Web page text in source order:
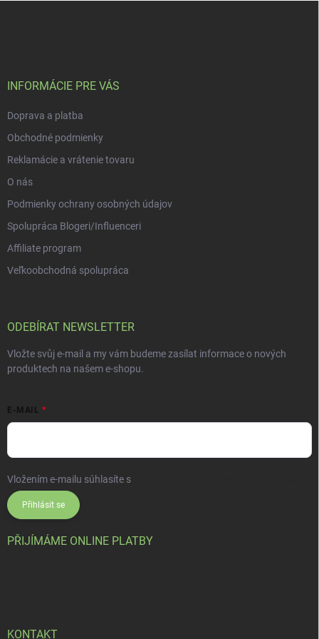
INFORMÁCIE PRE VÁS
Doprava a platba
Obchodné podmienky
Reklamácie a vrátenie tovaru
O nás
Podmienky ochrany osobných údajov
Spolupráca Blogeri/Influenceri
Affiliate program
Veľkoobchodná spolupráca
ODEBÍRAT NEWSLETTER
Vložte svůj e-mail a my vám budeme zasílat informace o nových
produktech na našem e-shopu.
E-MAIL
Vložením e-mailu súhlasíte s
Přihlásit se
PŘIJÍMÁME ONLINE PLATBY
KONTAKT